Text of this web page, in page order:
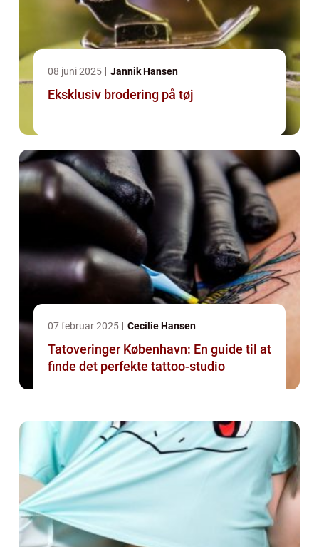
08 juni 2025 Jannik Hansen
Eksklusiv brodering på tøj
07 februar 2025 Cecilie Hansen
Tatoveringer København: En guide til at
finde det perfekte tattoo-studio